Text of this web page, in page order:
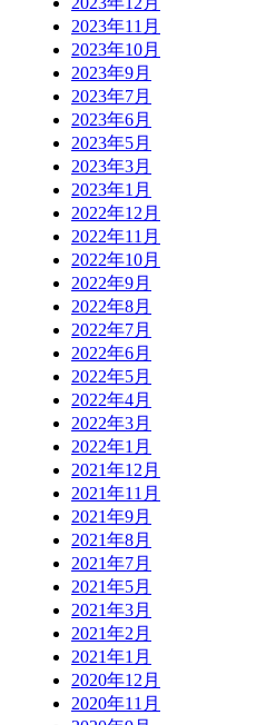
2023年11月
2023年10月
2023年9月
2023年7月
2023年6月
2023年5月
2023年3月
2023年1月
2022年12月
2022年11月
2022年10月
2022年9月
2022年8月
2022年7月
2022年6月
2022年5月
2022年4月
2022年3月
2022年1月
2021年12月
2021年11月
2021年9月
2021年8月
2021年7月
2021年5月
2021年3月
2021年2月
2021年1月
2020年12月
2020年11月